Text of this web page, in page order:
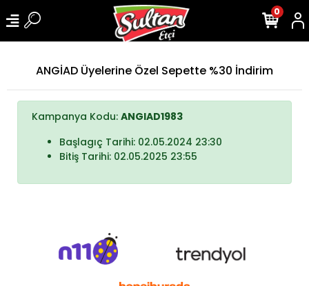
0
ANGİAD Üyelerine Özel Sepette %30 İndirim
Kampanya Kodu: ANGIAD1983
Başlagıç Tarihi: 02.05.2024 23:30
Bitiş Tarihi: 02.05.2025 23:55